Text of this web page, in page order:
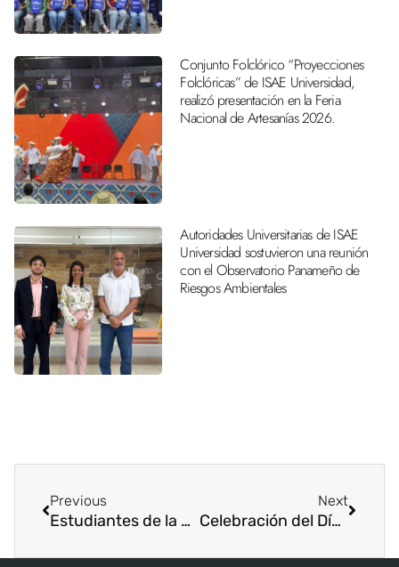
Conjunto Folclórico “Proyecciones
Folclóricas” de ISAE Universidad,
realizó presentación en la Feria
Nacional de Artesanías 2026.
Autoridades Universitarias de ISAE
Universidad sostuvieron una reunión
con el Observatorio Panameño de
Riesgos Ambientales
Previous
Estudiantes de la Licenciatura en Turismo de ISAE Universidad participaron de la conferencia “Tendencias Mundiales de la Industria de Reuniones”
Next
Celebración del Día Mundial del Turismo, “Repensar el Turismo”